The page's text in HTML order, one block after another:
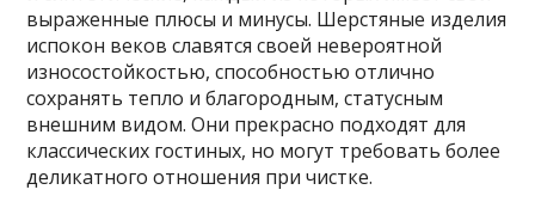
выраженные плюсы и минусы. Шерстяные изделия
испокон веков славятся своей невероятной
износостойкостью, способностью отлично
сохранять тепло и благородным, статусным
внешним видом. Они прекрасно подходят для
классических гостиных, но могут требовать более
деликатного отношения при чистке.